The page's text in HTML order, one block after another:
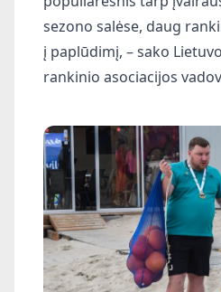
sezono salėse, daug
į paplūdimį, – sako
rankinio asociacijos